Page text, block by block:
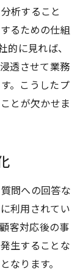
析すること
るための仕組
的に見れば、
透させて業務
。こうしたプ
とが欠かせま
問への回答な
利用されてい
客対応後の事
生することな
なります。